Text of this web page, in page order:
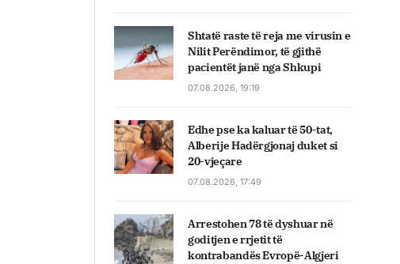
Shtatë raste të reja me virusin e
Nilit Perëndimor, të gjithë
pacientët janë nga Shkupi
07.08.2026, 19:19
Edhe pse ka kaluar të 50-tat,
Alberije Hadërgjonaj duket si
20-vjeçare
07.08.2026, 17:49
Arrestohen 78 të dyshuar në
goditjen e rrjetit të
kontrabandës Evropë-Algjeri